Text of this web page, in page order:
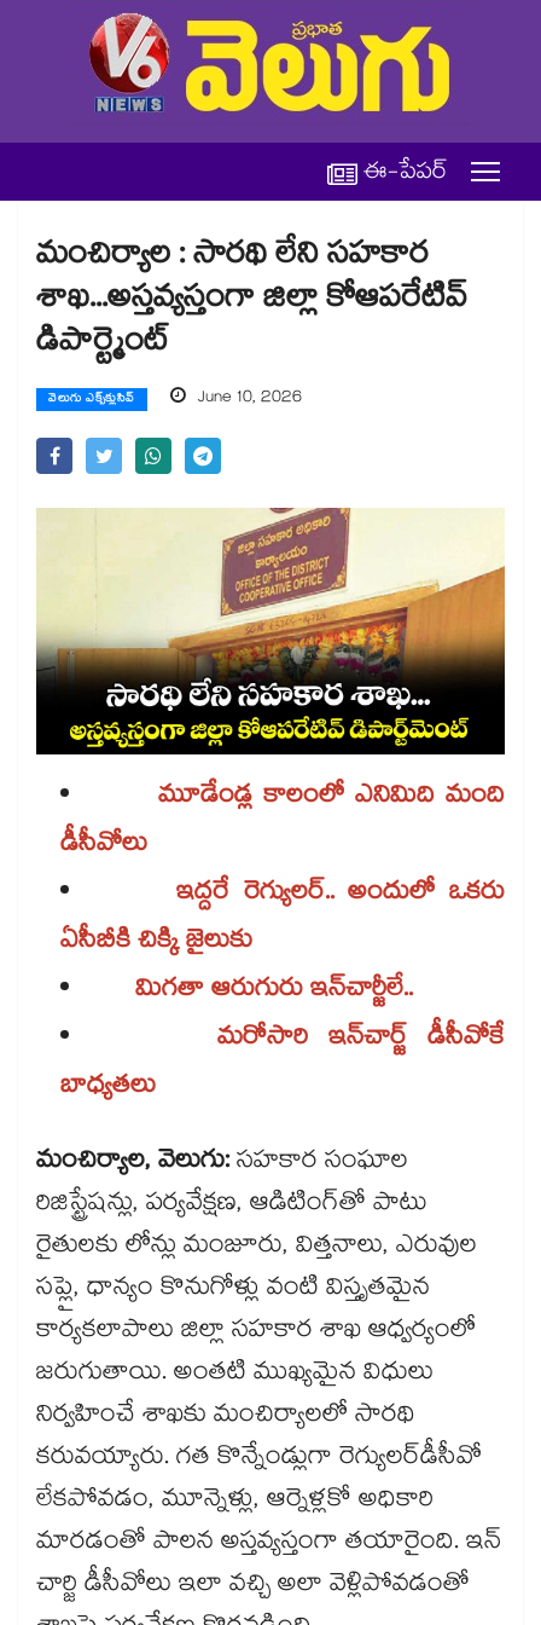
ఈ-పేపర్
మంచిర్యాల : సారథి లేని సహకార
శాఖ...అస్తవ్యస్తంగా జిల్లా కోఆపరేటివ్
డిపార్ట్మెంట్
వెలుగు ఎక్స్‌క్లుసివ్ June 10, 2026
మూడేండ్ల కాలంలో ఎనిమిది మంది
డీసీవోలు
ఇద్దరే రెగ్యులర్.. అందులో ఒకరు
ఏసీబీకి చిక్కి జైలుకు
మిగతా ఆరుగురు ఇన్​చార్జీలే..
మరోసారి ఇన్​చార్జ్ డీసీవోకే
బాధ్యతలు
మంచిర్యాల, వెలుగు:సహకార సంఘాల
రిజిస్ట్రేషన్లు, పర్యవేక్షణ, ఆడిటింగ్​తో పాటు
రైతులకు లోన్లు మంజూరు, విత్తనాలు, ఎరువుల
సప్లై, ధాన్యం కొనుగోళ్లు వంటి విస్తృతమైన
కార్యకలాపాలు జిల్లా సహకార శాఖ ఆధ్వర్యంలో
జరుగుతాయి. అంతటి ముఖ్యమైన విధులు
నిర్వహించే శాఖకు మంచిర్యాలలో సారథి
కరువయ్యారు. గత కొన్నేండ్లుగా రెగ్యులర్​డీసీవో
లేకపోవడం, మూన్నెళ్లు, ఆర్నెళ్లకో అధికారి
మారడంతో పాలన అస్తవ్యస్తంగా తయారైంది. ఇన్​
చార్జి డీసీవోలు ఇలా వచ్చి అలా వెళ్లిపోవడంతో